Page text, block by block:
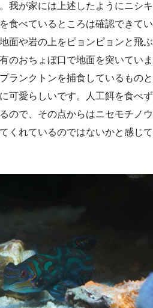
。我が家には上述したようにニシキ
食べているところは確認できてい
面や岩の上をピョンピョンと飛ぶ
のおちょぼ口で地面を突いていま
ランクトンを捕食しているものと
可愛らしいです。人工餌を食べず
ので、その点からはニセモチノウ
くれているのではないかと感じて